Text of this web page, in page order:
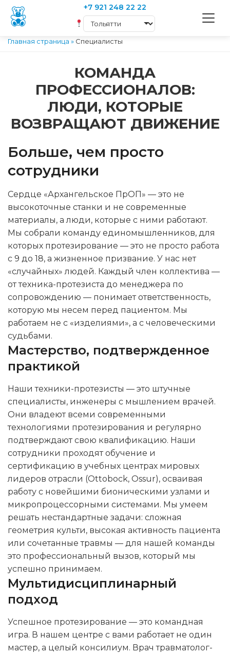
+7 921 248 22 22
Главная страница » Специалисты
КОМАНДА
ПРОФЕССИОНАЛОВ:
ЛЮДИ, КОТОРЫЕ
ВОЗВРАЩАЮТ ДВИЖЕНИЕ
Больше, чем просто
сотрудники
Сердце «Архангельское ПрОП» — это не
высокоточные станки и не современные
материалы, а люди, которые с ними работают.
Мы собрали команду единомышленников, для
которых протезирование — это не просто работа
с 9 до 18, а жизненное призвание. У нас нет
«случайных» людей. Каждый член коллектива —
от техника-протезиста до менеджера по
сопровождению — понимает ответственность,
которую мы несем перед пациентом. Мы
работаем не с «изделиями», а с человеческими
судьбами.
Мастерство, подтвержденное
практикой
Наши техники-протезисты — это штучные
специалисты, инженеры с мышлением врачей.
Они владеют всеми современными
технологиями протезирования и регулярно
подтверждают свою квалификацию. Наши
сотрудники проходят обучение и
сертификацию в учебных центрах мировых
лидеров отрасли (Ottobock, Ossur), осваивая
работу с новейшими бионическими узлами и
микропроцессорными системами. Мы умеем
решать нестандартные задачи: сложная
геометрия культи, высокая активность пациента
или сочетанные травмы — для нашей команды
это профессиональный вызов, который мы
успешно принимаем.
Мультидисциплинарный
подход
Успешное протезирование — это командная
игра. В нашем центре с вами работает не один
мастер, а целый консилиум. Врач травматолог-